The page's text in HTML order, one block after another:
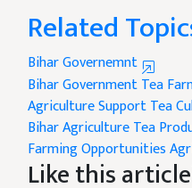
Related
Bihar Governemnt
Bihar GovernmentTea
Agriculture SupportTea
Bihar AgricultureTea
Farming Opportunities
Like this